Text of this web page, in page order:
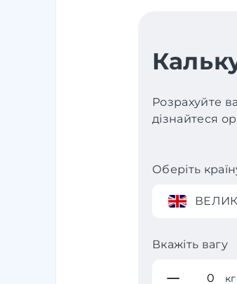
Розрахуйте
дізнайтеся
Оберіть
Вкажіть вагу
кг